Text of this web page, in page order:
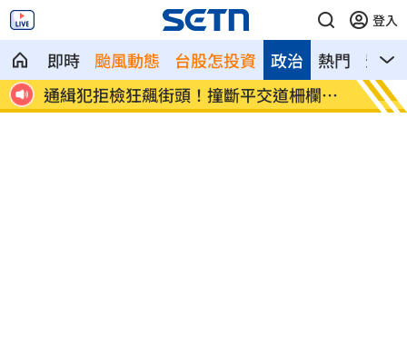
登入
即時 颱風動態 台股怎投資 熱門 影音
政治
婚
通緝犯拒檢狂飆街頭！撞斷平交道柵欄逃
亡
誰在
光